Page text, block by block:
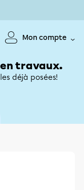
Mon compte
en travaux.
déjà posées!